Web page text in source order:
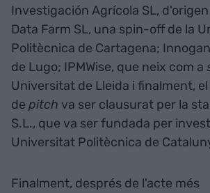
Investigación Agrícola SL,
Data Farm SL, una spin-off de la
Politècnica de Cartagena;
de Lugo; IPMWise, que neix com a
Universitat de Lleida i finalment,
de pitch va ser clausurat per la
S.L., que va ser fundada per
Universitat Politècnica de
Finalment, després de l'acte més